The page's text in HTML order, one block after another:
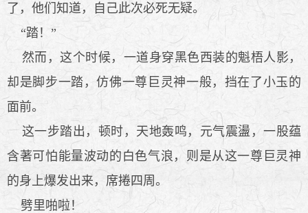
了，他们知道，自己此次必死无疑。
“踏！”
然而，这个时候，一道身穿黑色西装的魁梧人影，
却是脚步一踏，仿佛一尊巨灵神一般，挡在了小玉的
面前。
这一步踏出，顿时，天地轰鸣，元气震盪，一股蕴
含著可怕能量波动的白色气浪，则是从这一尊巨灵神
的身上爆发出来，席捲四周。
劈里啪啦！